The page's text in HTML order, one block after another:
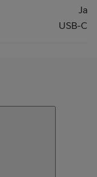
Ja
USB-C